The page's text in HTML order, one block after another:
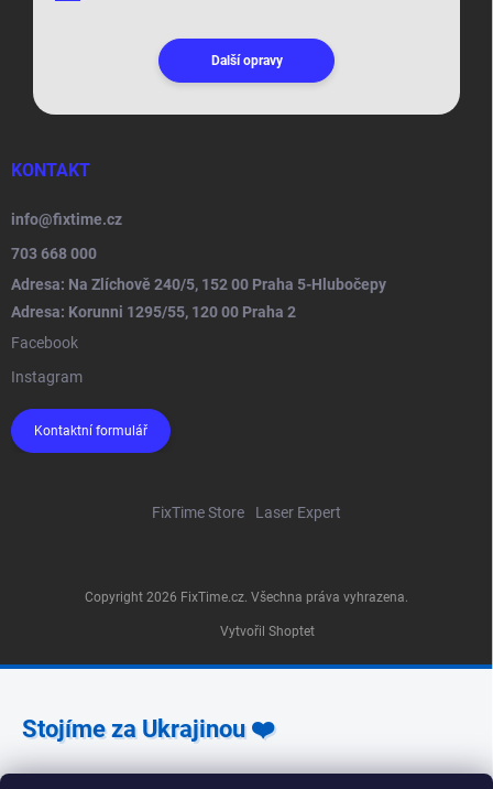
Další opravy
KONTAKT
info@fixtime.cz
703 668 000
Adresa: Na Zlíchově 240/5, 152 00 Praha 5-Hlubočepy
Adresa: Korunni 1295/55, 120 00 Praha 2
Facebook
Instagram
Kontaktní formulář
FixTime Store Laser Expert
Vytvořil Shoptet
Copyright 2026 FixTime.cz . Všechna práva vyhrazena.
Stojíme za Ukrajinou ❤️